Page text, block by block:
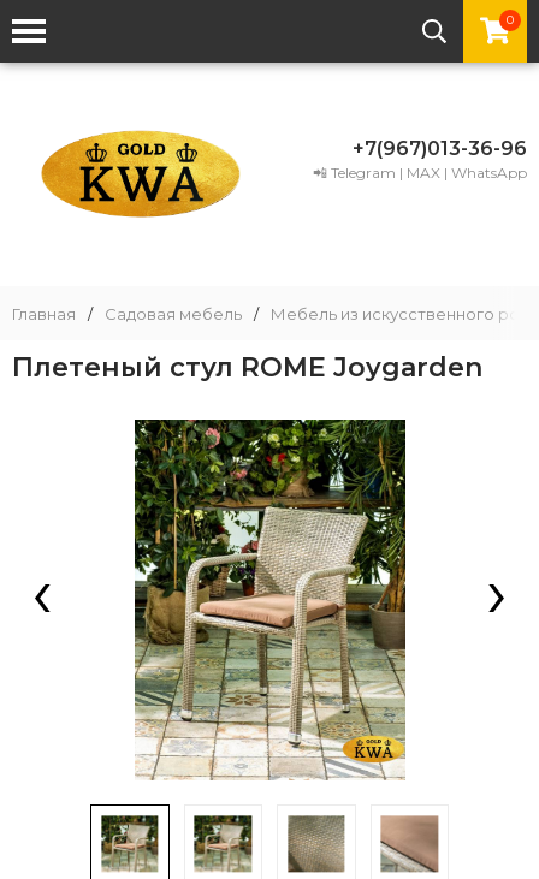
0
+7(967)013-36-96
📲 Telegram | MAX | WhatsApp
Главная / Садовая мебель / Мебель из искусственного
Плетеный стул ROME Joygarden
‹ ›